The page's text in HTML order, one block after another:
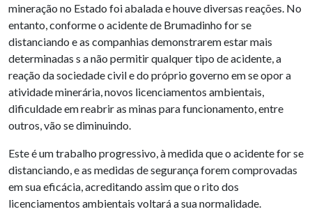
mineração no Estado foi abalada e houve diversas reações. No
entanto, conforme o acidente de Brumadinho for se
distanciando e as companhias demonstrarem estar mais
determinadas s a não permitir qualquer tipo de acidente, a
reação da sociedade civil e do próprio governo em se opor a
atividade minerária, novos licenciamentos ambientais,
dificuldade em reabrir as minas para funcionamento, entre
outros, vão se diminuindo.
Este é um trabalho progressivo, à medida que o acidente for se
distanciando, e as medidas de segurança forem comprovadas
em sua eficácia, acreditando assim que o rito dos
licenciamentos ambientais voltará a sua normalidade.